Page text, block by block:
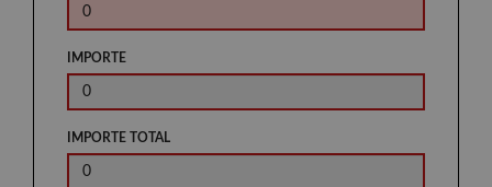
IMPORTE
IMPORTE TOTAL